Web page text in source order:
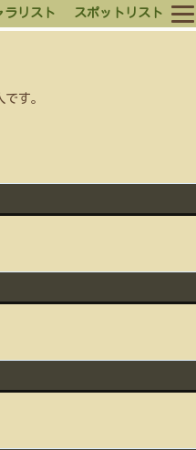
ラリスト スポットリスト
す。